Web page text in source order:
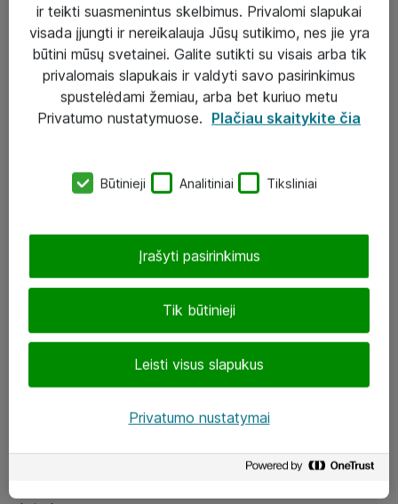
Sprendimai
Įgyvendinti projektai
Atea ekspertų patarimai verslui
eShop@atea.lt
LinkedIn
ir teikti suasmenintus skelbimus. Privalomi slapukai
visada įjungti ir nereikalauja Jūsų sutikimo, nes jie yra
būtini mūsų svetainei. Galite sutikti su visais arba tik
privalomais slapukais ir valdyti savo pasirinkimus
spustelėdami žemiau, arba bet kuriuo metu
Privatumo nustatymuose. Plačiau skaitykite čia
Būtinieji Analitiniai Tiksliniai
Tik būtinieji
Leisti visus slapukus
Įrašyti pasirinkimus
Privatumo nustatymai